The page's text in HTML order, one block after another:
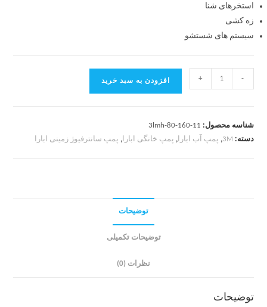
استخرهای شنا
زه کشی
سیستم های شستشو
-
+ افزودن به سبد خرید
شناسه محصول: 3lmh-80-160-11
دسته: 3M
, پمپ آب ابارا, پمپ خانگی ابارا, پمپ سانترفیوژ زمینی ابارا
توضیحات
توضیحات تکمیلی
نظرات (0)
توضیحات